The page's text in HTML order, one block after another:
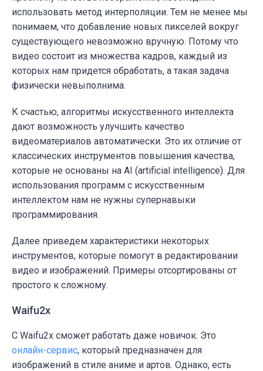
использовать метод интерполяции. Тем не менее мы
понимаем, что добавление новых пикселей вокруг
существующего невозможно вручную. Потому что
видео состоит из множества кадров, каждый из
которых нам придется обработать, а такая задача
физически невыполнима.
К счастью, алгоритмы искусственного интеллекта
дают возможность улучшить качество
видеоматериалов автоматически. Это их отличие от
классических инструментов повышения качества,
которые не основаны на AI (artificial intelligence). Для
использования программ с искусственным
интеллектом нам не нужны супернавыки
программирования.
Далее приведем характеристики некоторых
инструментов, которые помогут в редактировании
видео и изображений. Примеры отсортированы от
простого к сложному.
Waifu2x
С Waifu2x сможет работать даже новичок. Это
онлайн-сервис, который предназначен для
изображений в стиле аниме и артов. Однако, есть